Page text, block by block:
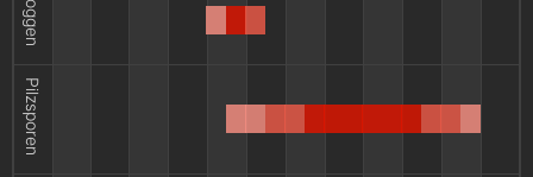
Roggen
Pilzsporen